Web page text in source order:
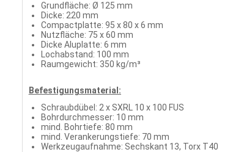
Grundfläche: Ø 125 mm
Dicke: 220 mm
Compactplatte: 95 x 80 x 6 mm
Nutzfläche: 75 x 60 mm
Dicke Aluplatte: 6 mm
Lochabstand: 100 mm
Raumgewicht: 350 kg/m³
Befestigungsmaterial:
Schraubdübel: 2 x SXRL 10 x 100 FUS
Bohrdurchmesser: 10 mm
mind. Bohrtiefe: 80 mm
mind. Verankerungstiefe: 70 mm
Werkzeugaufnahme: Sechskant 13, Torx T40